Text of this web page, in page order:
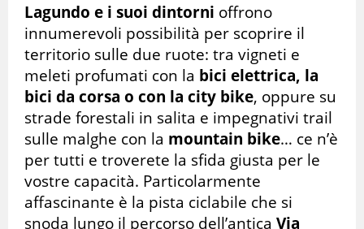
Lagundo e i suoi dintorni offrono
innumerevoli possibilità per scoprire il
territorio sulle due ruote: tra vigneti e
meleti profumati con la bici elettrica, la
bici da corsa o con la city bike, oppure su
strade forestali in salita e impegnativi trail
sulle malghe con la mountain bike… ce n’è
per tutti e troverete la sfida giusta per le
vostre capacità. Particolarmente
affascinante è la pista ciclabile che si
snoda lungo il percorso dell’antica Via